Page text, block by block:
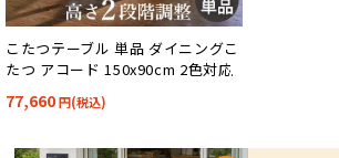
こたつテーブル 単品 ダイニングこ
たつ アコード 150x90cm 2色対応
77,660円(税込)